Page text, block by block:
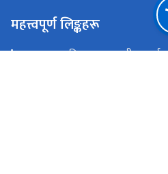
महत्त्वपूर्ण लिङ्कहरू
उच्च मूल्य कृषिवस्तु उत्थानशील